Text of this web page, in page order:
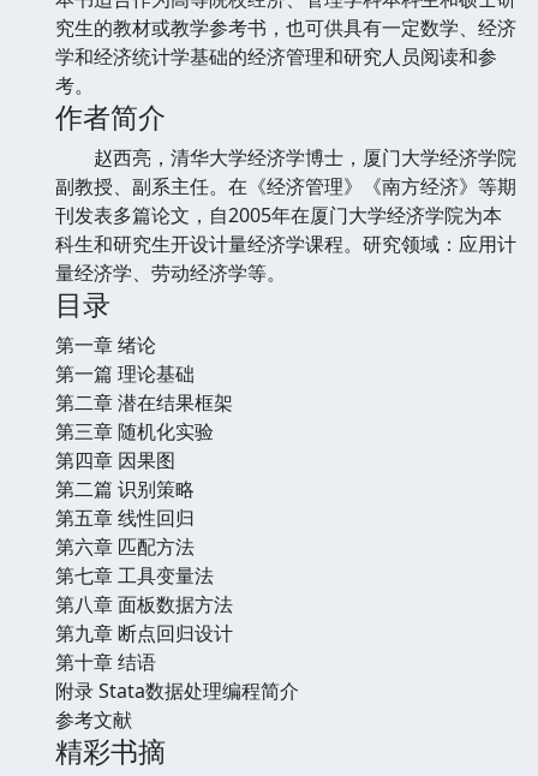
究生的教材或教学参考书，也可供具有一定数学、经济
学和经济统计学基础的经济管理和研究人员阅读和参
考。
作者简介
赵西亮，清华大学经济学博士，厦门大学经济学院
副教授、副系主任。在《经济管理》《南方经济》等期
刊发表多篇论文，自2005年在厦门大学经济学院为本
科生和研究生开设计量经济学课程。研究领域：应用计
量经济学、劳动经济学等。
目录
第一章 绪论
第一篇 理论基础
第二章 潜在结果框架
第三章 随机化实验
第四章 因果图
第二篇 识别策略
第五章 线性回归
第六章 匹配方法
第七章 工具变量法
第八章 面板数据方法
第九章 断点回归设计
第十章 结语
附录 Stata数据处理编程简介
参考文献
精彩书摘